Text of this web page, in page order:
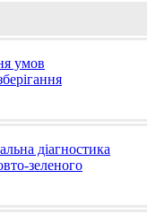
умов
діагностика
зеленого